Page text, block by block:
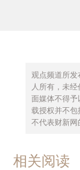
观点频道所
人所有，未
面媒体不得
载授权并不包
不代表财新网
相关阅读